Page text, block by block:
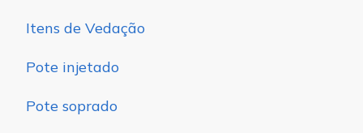
Itens de Vedação
Pote injetado
Pote soprado